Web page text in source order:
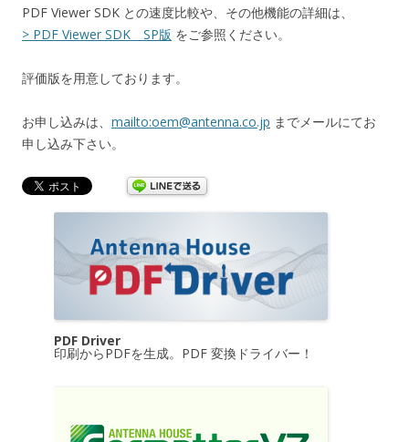
PDF Viewer SDK との速度比較や、その他機能の詳細は、
> PDF Viewer SDK SP版 をご参照ください。
評価版を用意しております。
お申し込みは、 mailto:oem@antenna.co.jp までメールにてお
申し込み下さい。
PDF Driver
印刷からPDFを生成。PDF 変換ドライバー！